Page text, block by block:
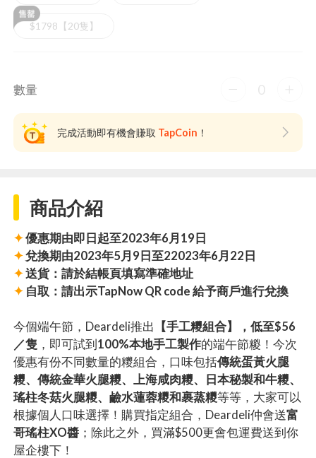
$1798【20隻】
數量 0
完成活動即有機會賺取 TapCoin ！
商品介紹
✦優惠期由即日起至2023年6月19日
✦兌換期由2023年5月9日至22023年6月22日
✦送貨：請於結帳頁填寫準確地址
✦ 自取：請出示TapNow QR code 給予商戶進行兌換
今個端午節，Deardeli推出
【手工糭組合】，低至$56
／隻 ，即可試到100%本地手工製作的端午節糉！今次
優惠有份不同數量的糭組合，口味包括傳統蛋黃火腿
糭、傳統金華火腿糭、上海咸肉糭、日本秘製和牛糭、
瑤柱冬菇火腿糭、鹼水蓮蓉糭和裹蒸糭等等，大家可以
根據個人口味選擇！購買指定組合，Deardeli仲會送富
哥瑤柱XO醬 ；除此之外，買滿$500更會包運費送到你
屋企樓下！